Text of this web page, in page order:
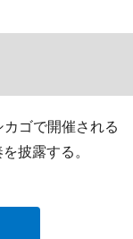
ゴで開催される
披露する。